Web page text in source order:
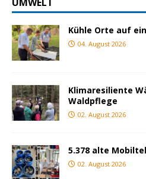
Kühle Orte auf
04. August 2026
Klimaresiliente
Waldpflege
02. August 2026
5.378 alte
02. August 2026